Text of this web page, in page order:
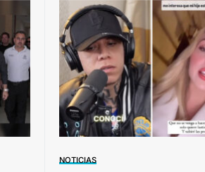
NOTICIAS